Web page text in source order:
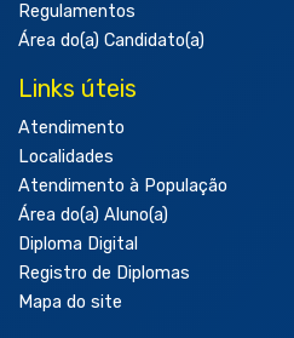
Regulamentos
Área do(a) Candidato(a)
Links úteis
Atendimento
Localidades
Atendimento à População
Área do(a) Aluno(a)
Diploma Digital
Registro de Diplomas
Mapa do site